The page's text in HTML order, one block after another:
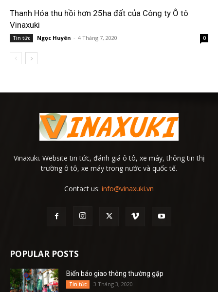
Thanh Hóa thu hồi hơn 25ha đất của Công ty Ô tô
Vinaxuki
Tin tức Ngọc Huyên - 4 Tháng 7, 2020 0
Vinaxuki. Website tin tức, đánh giá ô tô, xe máy, thông tin thị
trường ô tô, xe máy trong nước và quốc tế.
Contact us: info@vinaxuki.vn
POPULAR POSTS
Biển báo giao thông thường gặp
Tin tức 3 Tháng 3, 2020